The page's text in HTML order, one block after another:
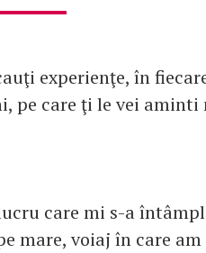
experienţe, în
pe care ţi le vei aminti
care mi s-a
mare, voiaj în care